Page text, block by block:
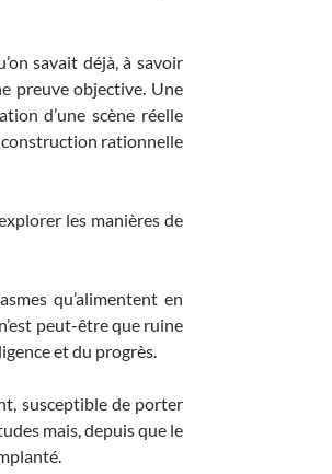
savait déjà, à savoir
preuve objective. Une
d’une scène réelle
construction rationnelle
les manières de
qu’alimentent en
peut-être que ruine
et du progrès.
susceptible de porter
mais, depuis que le